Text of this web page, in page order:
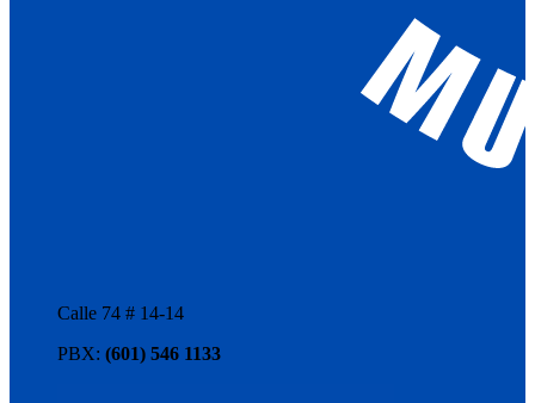
Calle 74 # 14-14
PBX: (601) 546 1133